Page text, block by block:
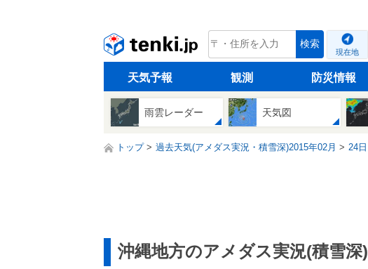
tenki.jp 検索
現在地
天気予報 観測 防災情報
雨雲レーダー 天気図
トップ 過去天気(アメダス実況・積雪深)2015年02月 24日
沖縄地方のアメダス実況(積雪深)